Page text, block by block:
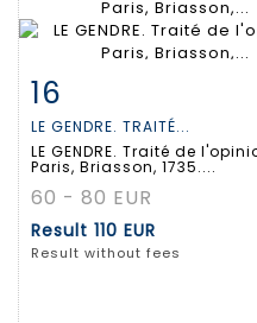
Item detail
16
LE GENDRE. TRAITÉ...
LE GENDRE. Traité de
Paris, Briasson, 1735....
60 - 80 EUR
Result 110 EUR
Result without fees